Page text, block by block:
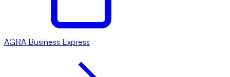
AGRA Business Express